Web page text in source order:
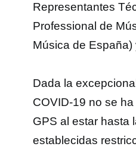
Representantes
Professional de
Música de España)
Dada la
COVID-19 no se
GPS al estar hasta
establecidas